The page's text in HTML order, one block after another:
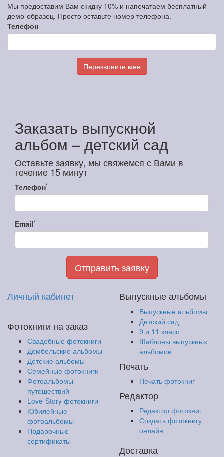
Мы предоставим Вам скидку 10% и напечатаем бесплатный
демо-образец. Просто оставьте номер телефона.
Телефон
Перезвоните мне
Заказать выпускной
альбом – детский сад
Оставьте заявку, мы свяжемся с Вами в
течение 15 минут
Телефон*
Email*
Отправить заявку
Личный кабинет
Фотокниги на заказ
Свадебные фотокниги
Дембельские альбомы
Детские альбомы
Семейные фотокниги
Фотоальбомы
путешествий
Love-Story фотокниги
Юбилейные
фотоальбомы
Подарочные
сертификаты
Выпускные альбомы
Выпускные альбомы
Детский сад
9 и 11 класс
Шаблоны выпускных
альбомов
Печать
Печать фотокниг
Редактор
Редактор фотокниг
Создать фотокнигу
онлайн
Доставка